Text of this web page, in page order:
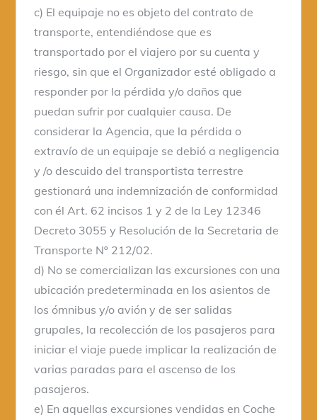
c) El equipaje no es objeto del contrato de
transporte, entendiéndose que es
transportado por el viajero por su cuenta y
riesgo, sin que el Organizador esté obligado a
responder por la pérdida y/o daños que
puedan sufrir por cualquier causa. De
considerar la Agencia, que la pérdida o
extravío de un equipaje se debió a negligencia
y /o descuido del transportista terrestre
gestionará una indemnización de conformidad
con él Art. 62 incisos 1 y 2 de la Ley 12346
Decreto 3055 y Resolución de la Secretaria de
Transporte Nº 212/02.
d) No se comercializan las excursiones con una
ubicación predeterminada en los asientos de
los ómnibus y/o avión y de ser salidas
grupales, la recolección de los pasajeros para
iniciar el viaje puede implicar la realización de
varias paradas para el ascenso de los
pasajeros.
e) En aquellas excursiones vendidas en Coche